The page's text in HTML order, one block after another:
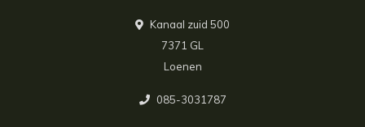
Kanaal zuid 500
7371 GL
Loenen
085-3031787